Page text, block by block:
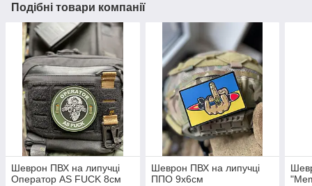
Подібні товари компанії
Шеврон ПВХ на липучці
Оператор AS FUCK 8см
Шеврон ПВХ на липучці
ППО 9х6см